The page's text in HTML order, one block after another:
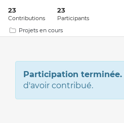
23
Contributions
23
Participants
Projets en cours
Participation terminée.
d'avoir contribué.